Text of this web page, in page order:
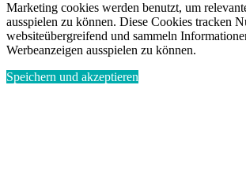
Marketing cookies werden benutzt, um
ausspielen zu können. Diese Cookies tracken
websiteübergreifend und sammeln
Werbeanzeigen ausspielen zu können.
Speichern und akzeptieren